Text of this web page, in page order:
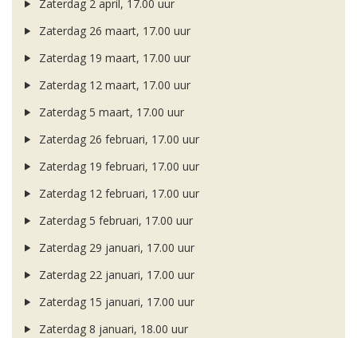
Zaterdag 2 april, 17.00 uur
Zaterdag 26 maart, 17.00 uur
Zaterdag 19 maart, 17.00 uur
Zaterdag 12 maart, 17.00 uur
Zaterdag 5 maart, 17.00 uur
Zaterdag 26 februari, 17.00 uur
Zaterdag 19 februari, 17.00 uur
Zaterdag 12 februari, 17.00 uur
Zaterdag 5 februari, 17.00 uur
Zaterdag 29 januari, 17.00 uur
Zaterdag 22 januari, 17.00 uur
Zaterdag 15 januari, 17.00 uur
Zaterdag 8 januari, 18.00 uur